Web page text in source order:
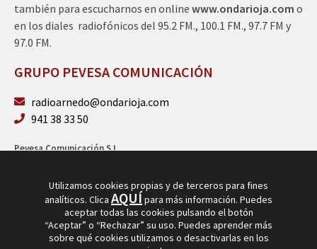
también para escucharnos en online www.ondarioja.com o
en los diales radiofónicos del 95.2 FM., 100.1 FM., 97.7 FM y
97.0 FM.
GRUPO PEVESA COMUNICACIÓN
radioarnedo@ondarioja.com
941 38 33 50
Pevesa Comunicación S.L.
Utilizamos cookies propias y de terceros para fines
analíticos. Clica AQUÍpara más información. Puedes
aceptar todas las cookies pulsando el botón
“Aceptar” o “Rechazar” su uso. Puedes aprender más
sobre qué cookies utilizamos o desactivarlas en los